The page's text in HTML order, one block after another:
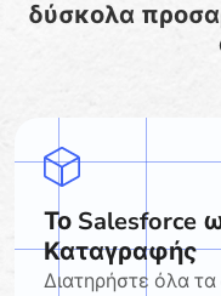
δύσκολα
Το Salesforce
Καταγραφής
Διατηρήστε όλα